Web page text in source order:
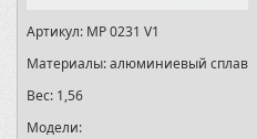
Артикул: MP 0231 V1
Материалы:алюминиевый сплав
Вес: 1,56
Модели: